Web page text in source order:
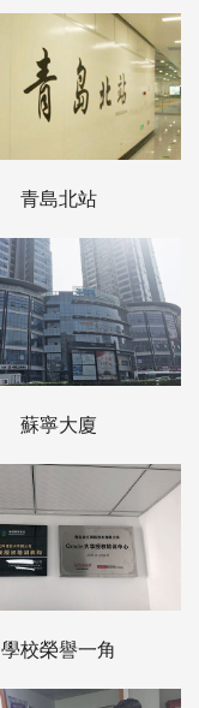
青島北站
蘇寧大廈
學校榮譽一角